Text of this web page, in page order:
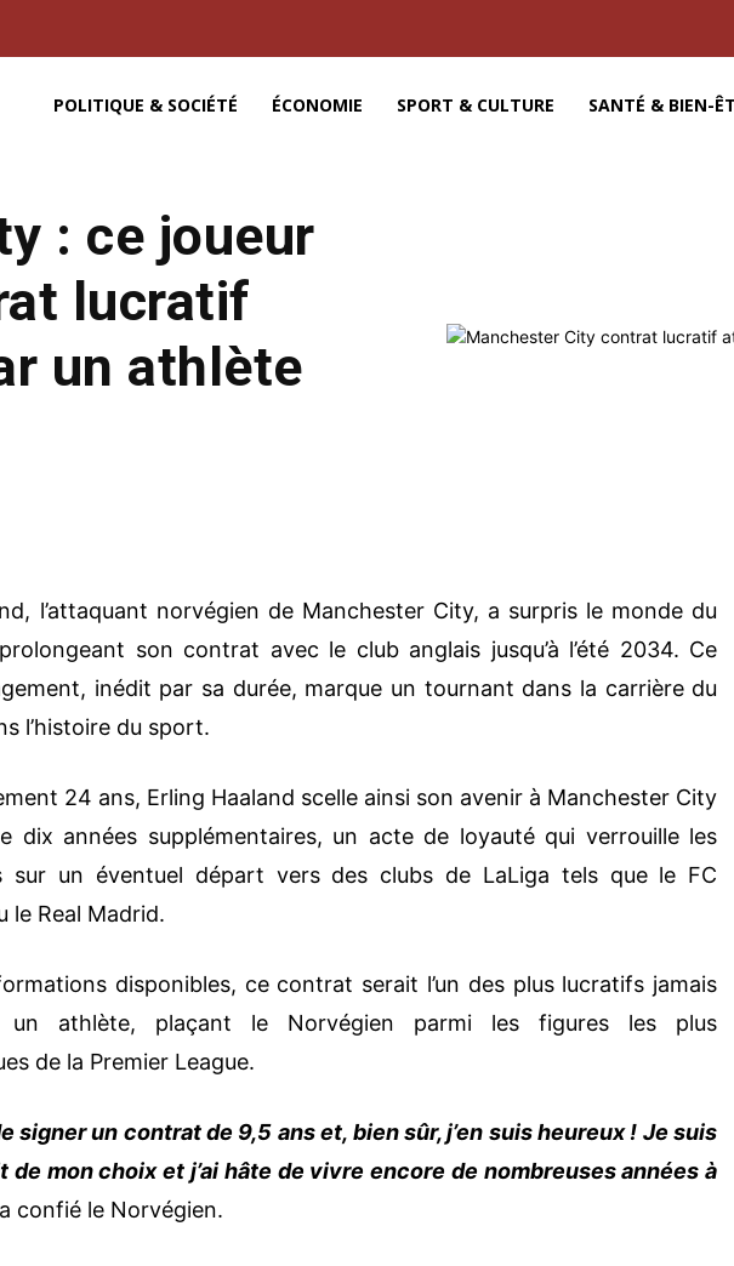
POLITIQUE & SOCIÉTÉ ÉCONOMIE SPORT & CULTURE SANTÉ & BIEN-
: ce joueur
lucratif
un athlète
l’attaquant norvégien de Manchester City, a surpris le monde du
son contrat avec le club anglais jusqu’à l’été 2034. Ce
inédit par sa durée, marque un tournant dans la carrière du
l’histoire du sport.
24 ans, Erling Haaland scelle ainsi son avenir à Manchester City
dix années supplémentaires, un acte de loyauté qui verrouille les
sur un éventuel départ vers des clubs de LaLiga tels que le FC
le Real Madrid.
disponibles, ce contrat serait l’un des plus lucratifs jamais
un athlète, plaçant le Norvégien parmi les figures les plus
de la Premier League.
signer un contrat de 9,5 ans et, bien sûr, j’en suis heureux ! Je suis
de mon choix et j’ai hâte de vivre encore de nombreuses années à
confié le Norvégien.